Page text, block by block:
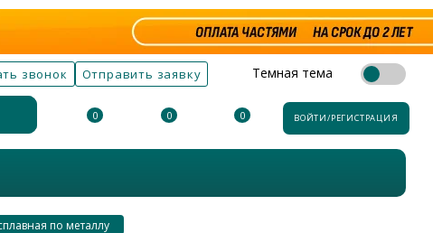
звонок Отправить заявку Темная тема
0 0 0 ВОЙТИ/РЕГИСТРАЦИЯ
по металлу